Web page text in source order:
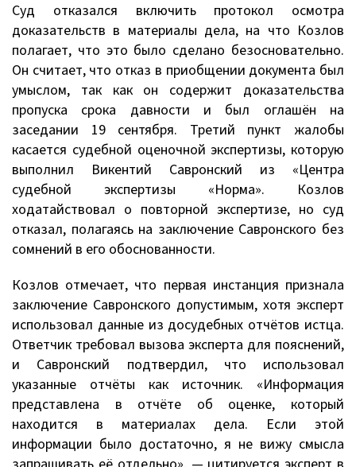
Суд отказался включить протокол осмотра
доказательств в материалы дела, на что Козлов
полагает, что это было сделано безосновательно.
Он считает, что отказ в приобщении документа был
умыслом, так как он содержит доказательства
пропуска срока давности и был оглашён на
заседании 19 сентября. Третий пункт жалобы
касается судебной оценочной экспертизы, которую
выполнил Викентий Савронский из «Центра
судебной экспертизы «Норма». Козлов
ходатайствовал о повторной экспертизе, но суд
отказал, полагаясь на заключение Савронского без
сомнений в его обоснованности.
Козлов отмечает, что первая инстанция признала
заключение Савронского допустимым, хотя эксперт
использовал данные из досудебных отчётов истца.
Ответчик требовал вызова эксперта для пояснений,
и Савронский подтвердил, что использовал
указанные отчёты как источник. «Информация
представлена в отчёте об оценке, который
находится в материалах дела. Если этой
информации было достаточно, я не вижу смысла